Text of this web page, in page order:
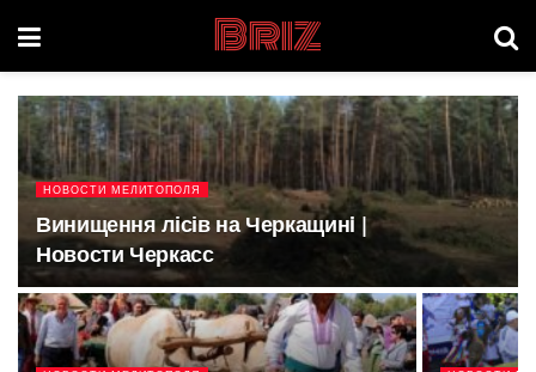
Briz
НОВОСТИ МЕЛИТОПОЛЯ
Винищення лісів на Черкащинi |
Новости Черкасс